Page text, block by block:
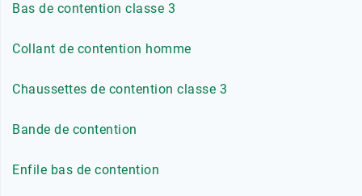
Bas de contention classe 3
Collant de contention homme
Chaussettes de contention classe 3
Bande de contention
Enfile bas de contention